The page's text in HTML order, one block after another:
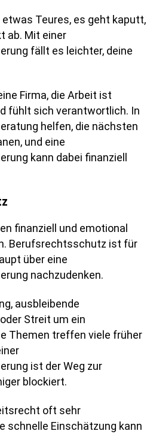
Teures, es geht kaputt,
ab. Mit einer
fällt es leichter, deine
Firma, die Arbeit ist
fühlt sich verantwortlich. In
helfen, die nächsten
und eine
kann dabei finanziell
finanziell und emotional
Berufsrechtsschutz ist für
über eine
nachzudenken.
ausbleibende
Streit um ein
Themen treffen viele früher
ist der Weg zur
blockiert.
oft sehr
schnelle Einschätzung kann